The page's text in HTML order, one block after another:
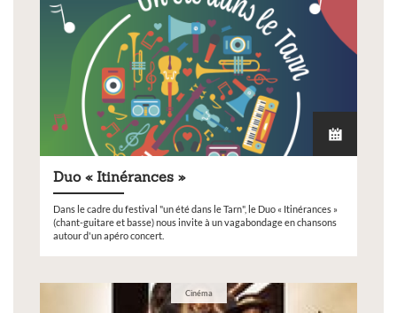
Duo « Itinérances »
Dans le cadre du festival "un été dans le Tarn", le Duo « Itinérances »
(chant-guitare et basse) nous invite à un vagabondage en chansons
autour d'un apéro concert.
Cinéma